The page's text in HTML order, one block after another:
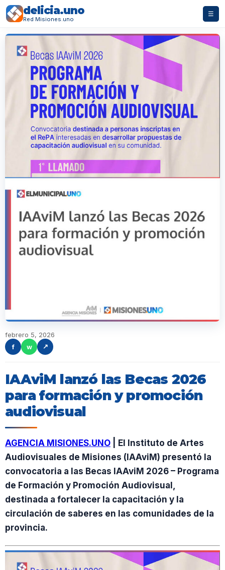
delicia.uno
Red Misiones.uno
☰
febrero 5, 2026
f
w ↗
IAAviM lanzó las Becas 2026
para formación y promoción
audiovisual
AGENCIA MISIONES.UNO | El Instituto de Artes
Audiovisuales de Misiones (IAAviM) presentó la
convocatoria a las Becas IAAviM 2026 – Programa
de Formación y Promoción Audiovisual,
destinada a fortalecer la capacitación y la
circulación de saberes en las comunidades de la
provincia.